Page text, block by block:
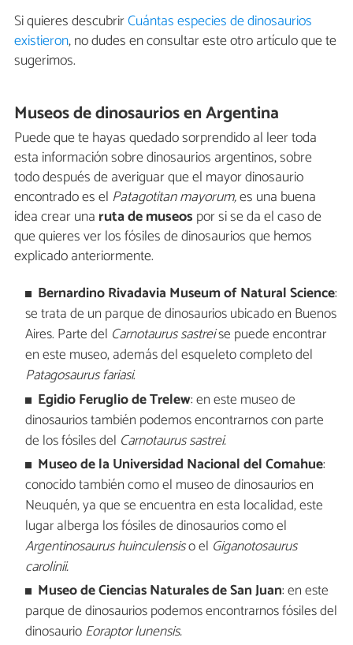
Si quieres descubrirCuántas especies de dinosaurios
existieron, no dudes en consultar este otro artículo que te
sugerimos.
Museos de dinosaurios en Argentina
Puede que te hayas quedado sorprendido al leer toda
esta información sobre dinosaurios argentinos, sobre
todo después de averiguar que el mayor dinosaurio
encontrado es el Patagotitan mayorum,es una buena
idea crear una ruta de museos por si se da el caso de
que quieres ver los fósiles de dinosaurios que hemos
explicado anteriormente.
Bernardino Rivadavia Museum of Natural Science:
se trata de un parque de dinosaurios ubicado en Buenos
Aires. Parte del Carnotaurus sastreise puede encontrar
en este museo, además del esqueleto completo del
Patagosaurus fariasi.
Egidio Feruglio de Trelew: en este museo de
dinosaurios también podemos encontrarnos con parte
de los fósiles del Carnotaurus sastrei.
Museo de la Universidad Nacional del Comahue:
conocido también como el museo de dinosaurios en
Neuquén, ya que se encuentra en esta localidad, este
lugar alberga los fósiles de dinosaurios como el
Argentinosaurus huinculensiso el Giganotosaurus
carolinii.
Museo de Ciencias Naturales de San Juan: en este
parque de dinosaurios podemos encontrarnos fósiles del
dinosaurioEoraptor lunensis.